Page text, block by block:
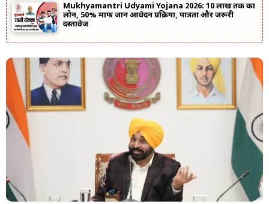
Mukhyamantri Udyami Yojana 2026: ₹10 लाख तक का
लोन, 50% माफ जानें आवेदन प्रक्रिया, पात्रता और जरूरी
दस्तावेज